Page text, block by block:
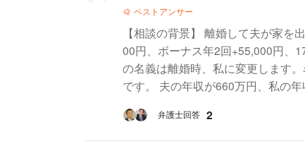
ベストアンサー
【相談の背景】 離婚して夫が家を出ます。 私と子供(10歳)が自宅に残り、住
00円、ボーナス年2回+55,000円、17
の名義は離婚時、私に変更します
弁護士回答 2